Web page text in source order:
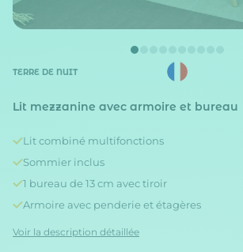
TERRE DE NUIT
Lit mezzanine avec armoire et bureau
Lit combiné multifonctions
Sommier inclus
1 bureau de 13 cm avec tiroir
Armoire avec penderie et étagères
Voir la description détaillée